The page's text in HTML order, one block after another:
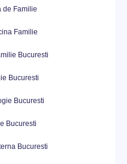
de Familie
Familie
Bucuresti
Bucuresti
Bucuresti
Bucuresti
Bucuresti